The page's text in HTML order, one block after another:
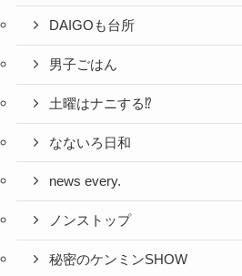
DAIGOも台所
男子ごはん
土曜はナニする⁉
なないろ日和
news every.
ノンストップ
秘密のケンミンSHOW